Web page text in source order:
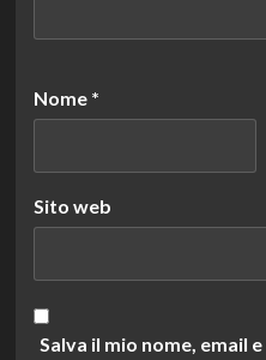
Nome *
Sito web
Salva il mio nome, email